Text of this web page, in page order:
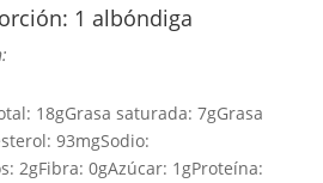
1 albóndiga
18gGrasa saturada: 7gGrasa
93mgSodio:
2gFibra: 0gAzúcar: 1gProteína: